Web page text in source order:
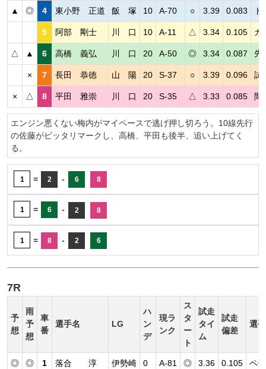
▲ ◎ 4 東小野 正道 飯 塚 10 A-70 ○ 3.39 0.083
5 阿部 剛士 川 口 10 A-11 △ 3.34 0.105 カ
△ ▲ 6 高橋 義弘 川 口 20 A-50 ◎ 3.34 0.087 先
× 7 長田 恭徳 山 陽 20 S-37 ○ 3.39 0.096 試
× △ 8 平田 雅崇 川 口 20 S-35 △ 3.33 0.085 間
エンジン悪くない梅内がマイペースで逃げ押し切ろう。10線先行
の佐藤がピッタリマークし、高橋、平田も後半、追い上げてく
る。
1 = 2 - 6 8
1 = 6 - 2 8
1 = 8 - 2 6
7R
予
想
雨
予
想
車
番
選手名 LG
ハ
ン
デ
現ラ
ンク
ス
タ
ー
ト
試走
タイ
ム
試走
偏差
選
◎ ◎ 1 落合 淳 伊勢崎 0 A-81 ◎ 3.36 0.105 ペ